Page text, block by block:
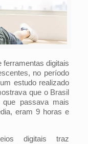
ferramentas digitais
no período
estudo realizado
que o Brasil
passava mais
eram 9 horas e
digitais traz